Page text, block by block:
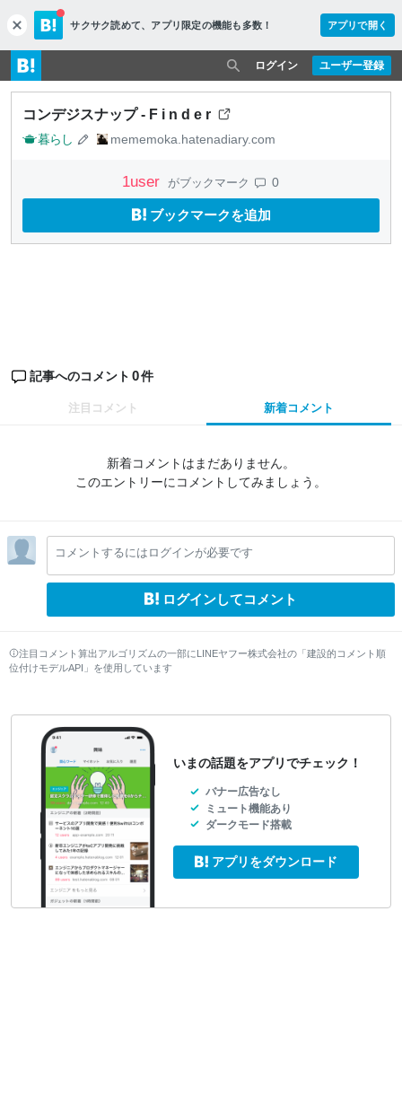
c
l
o
s
e
サクサク読めて、 アプリ限定の機能も多数！ アプリで開く
ユーザー登録
ログイン
コンデジスナップ - F i n d e r
暮らし mememoka.hatenadiary.com
1user がブックマーク 0
ブックマークを追加
記事へのコメント 0件
注目コメント 新着コメント
新着コメントはまだありません。
このエントリーにコメントしてみましょう。
コメントするにはログインが必要です
ログインしてコメント
注目コメント算出アルゴリズムの一部にLINEヤフー株式会社の「建設的コメント順
位付けモデルAPI」を使用しています
いまの話題をアプリでチェック！
バナー広告なし
ミュート機能あり
ダークモード搭載
アプリをダウンロード